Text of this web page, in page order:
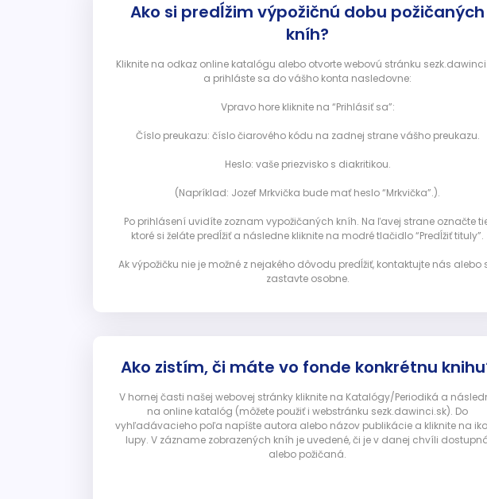
Ako si predĺžim výpožičnú dobu požičaných
kníh?
Kliknite na odkaz online katalógu alebo otvorte webovú stránku
a prihláste sa do vášho konta nasledovne:
Vpravo hore kliknite na “Prihlásiť sa”:
Číslo preukazu: číslo čiarového kódu na zadnej strane vášho preukazu.
Heslo: vaše priezvisko s diakritikou.
(Napríklad: Jozef Mrkvička bude mať heslo “Mrkvička”.).
Po prihlásení uvidíte zoznam vypožičaných kníh. Na ľavej strane označte
ktoré si želáte predĺžiť a následne kliknite na modré tlačidlo “Predĺžiť tituly”.
Ak výpožičku nie je možné z nejakého dôvodu predĺžiť, kontaktujte nás alebo
zastavte osobne.
Ako zistím, či máte vo fonde konkrétnu
V hornej časti našej webovej stránky kliknite na Katalógy/Periodiká a
na online katalóg (môžete použiť i webstránku sezk.dawinci.sk). Do
vyhľadávacieho poľa napíšte autora alebo názov publikácie a kliknite na
lupy. V zázname zobrazených kníh je uvedené, či je v danej chvíli
alebo požičaná.